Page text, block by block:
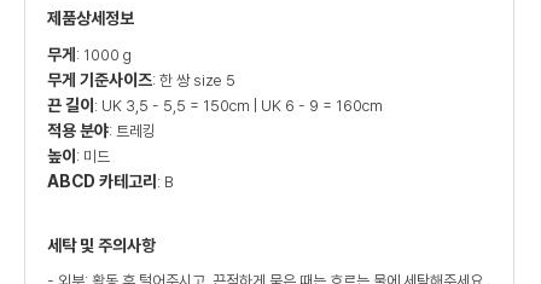
제품상세정보
무게 : 1000 g
무게 기준사이즈: 한 쌍 size 5
끈 길이 : UK 3,5 - 5,5 = 150cm | UK 6 - 9 = 160cm
적용 분야: 트레킹
높이 : 미드
ABCD 카테고리 : B
세탁 및 주의사항